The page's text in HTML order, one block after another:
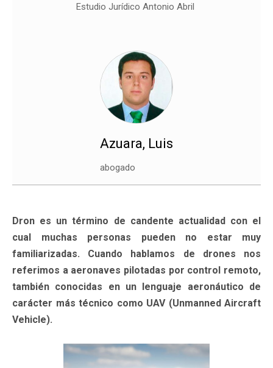
Estudio Jurídico Antonio Abril
Azuara, Luis
abogado
Dron es un término de candente actualidad con el
cual muchas personas pueden no estar muy
familiarizadas. Cuando hablamos de drones nos
referimos a aeronaves pilotadas por control remoto,
también conocidas en un lenguaje aeronáutico de
carácter más técnico como UAV (Unmanned Aircraft
Vehicle).